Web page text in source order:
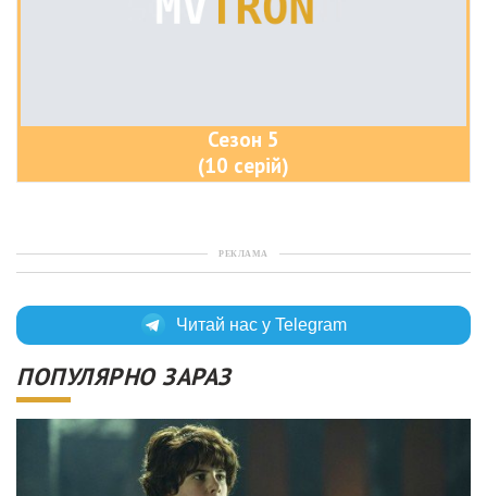
Сезон 5
(10 серій)
РЕКЛАМА
Читай нас у Telegram
ПОПУЛЯРНО ЗАРАЗ